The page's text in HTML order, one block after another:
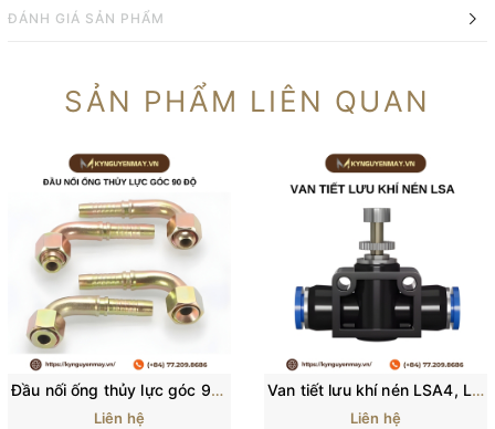
ĐÁNH GIÁ SẢN PHẨM
SẢN PHẨM LIÊN QUAN
Đầu nối ống thủy lực góc 90 độ
Liên hệ
Van tiết lưu khí nén LSA4, LSA6, LSA8, LSA10, LSA12
Liên hệ